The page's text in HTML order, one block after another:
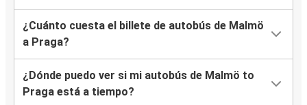
¿Cuánto cuesta el billete de autobús de Malmö
a Praga?
¿Dónde puedo ver si mi autobús de Malmö to
Praga está a tiempo?